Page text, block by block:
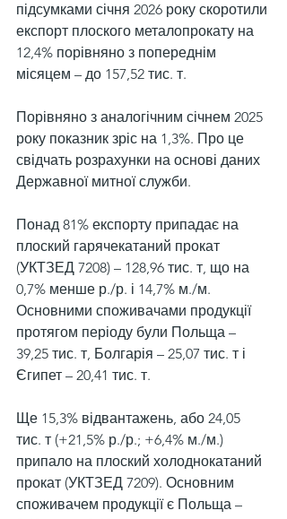
підсумками січня 2026 року скоротили
експорт плоского металопрокату на
12,4% порівняно з попереднім
місяцем – до 157,52 тис. т.
Порівняно з аналогічним січнем 2025
року показник зріс на 1,3%. Про це
свідчать розрахунки на основі даних
Державної митної служби.
Понад 81% експорту припадає на
плоский гарячекатаний прокат
(УКТЗЕД 7208) – 128,96 тис. т, що на
0,7% менше р./р. і 14,7% м./м.
Основними споживачами продукції
протягом періоду були Польща –
39,25 тис. т, Болгарія – 25,07 тис. т і
Єгипет – 20,41 тис. т.
Ще 15,3% відвантажень, або 24,05
тис. т (+21,5% р./р.; +6,4% м./м.)
припало на плоский холоднокатаний
прокат (УКТЗЕД 7209). Основним
споживачем продукції є Польща –